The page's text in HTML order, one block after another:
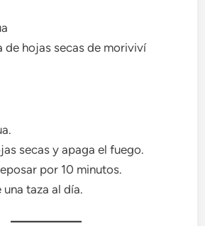
de hojas secas de moriviví
secas y apaga el fuego.
por 10 minutos.
taza al día.